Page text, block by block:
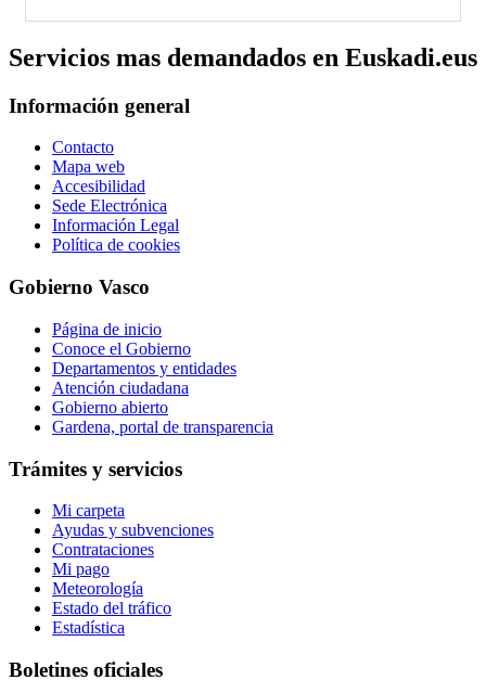
Servicios mas demandados en Euskadi.eus
Información general
Contacto
Mapa web
Accesibilidad
Sede Electrónica
Información Legal
Política de cookies
Gobierno Vasco
Página de inicio
Conoce el Gobierno
Departamentos y entidades
Atención ciudadana
Gobierno abierto
Gardena, portal de transparencia
Trámites y servicios
Mi carpeta
Ayudas y subvenciones
Contrataciones
Mi pago
Meteorología
Estado del tráfico
Estadística
Boletines oficiales